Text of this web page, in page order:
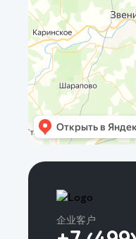
企业客户